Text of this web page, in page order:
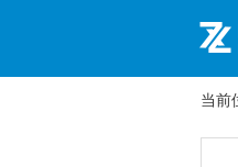
当前